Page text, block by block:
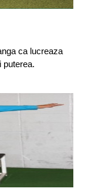
ca lucreaza
puterea.